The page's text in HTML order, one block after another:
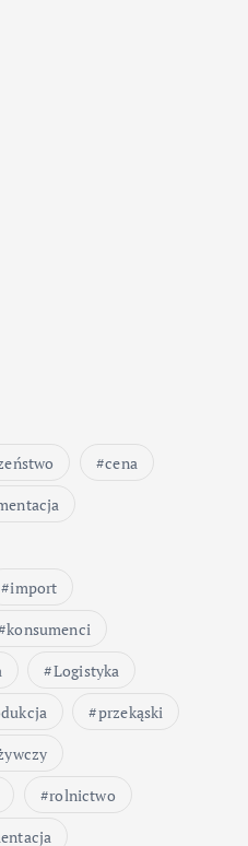
cena
import
konsumenci
Logistyka
przekąski
rolnictwo